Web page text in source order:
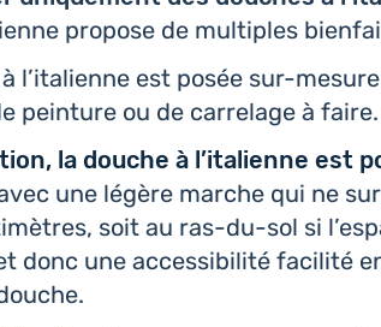
propose de mul­tiples
l’i­ta­lienne est posée sur-
pein­ture ou de car­re­lage à faire.
la douche à l’i­ta­lienne est
une légère marche qui ne
soit au ras-du-sol si
donc une acces­si­bi­li­té faci­li­té